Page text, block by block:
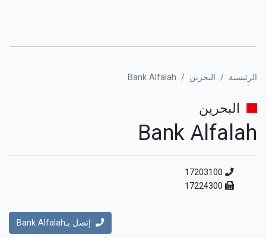
الرئيسية البحرين Bank Alfalah
البحرين
Bank Alfalah
إتصل بـBank Alfalah